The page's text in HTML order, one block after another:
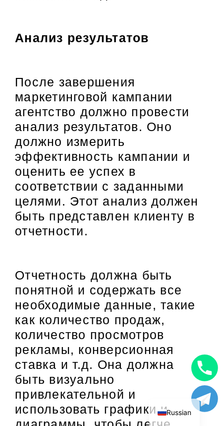
Анализ результатов
После завершения
маркетинговой кампании
агентство должно провести
анализ результатов. Оно
должно измерить
эффективность кампании и
оценить ее успех в
соответствии с заданными
целями. Этот анализ должен
быть представлен клиенту в
отчетности.
Отчетность должна быть
понятной и содержать все
необходимые данные, такие
как количество продаж,
количество просмотров
рекламы, конверсионная
ставка и т.д. Она должна
быть визуально
привлекательной и
использовать графики иRussian